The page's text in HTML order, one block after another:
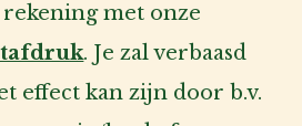
met onze
. Je zal verbaasd
effect kan zijn door b.v.